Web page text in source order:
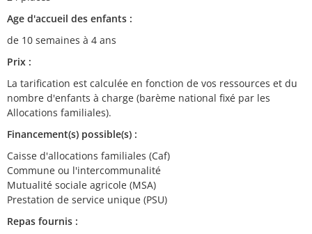
Age d'accueil des enfants :
de 10 semaines à 4 ans
Prix :
La tarification est calculée en fonction de vos ressources et du
nombre d'enfants à charge (barème national fixé par les
Allocations familiales).
Financement(s) possible(s) :
Caisse d'allocations familiales (Caf)
Commune ou l'intercommunalité
Mutualité sociale agricole (MSA)
Prestation de service unique (PSU)
Repas fournis :